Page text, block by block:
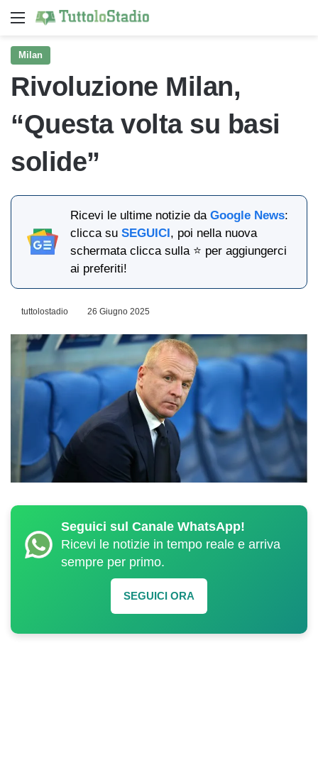
Menu
Milan
Rivoluzione Milan,
“Questa volta su basi
solide”
Ricevi le ultime notizie daGoogle News:
clicca suSEGUICI, poi nella nuova
schermata clicca sulla ⭐ per aggiungerci
ai preferiti!
tuttolostadio 26 Giugno 2025
Seguici sul Canale WhatsApp!
Ricevi le notizie in tempo reale e arriva
sempre per primo.
SEGUICI ORA